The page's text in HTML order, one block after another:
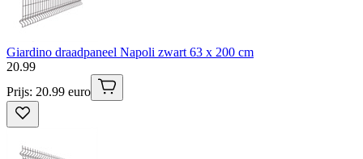
Giardino draadpaneel Napoli zwart 63 x 200 cm
20.99
Prijs: 20.99 euro